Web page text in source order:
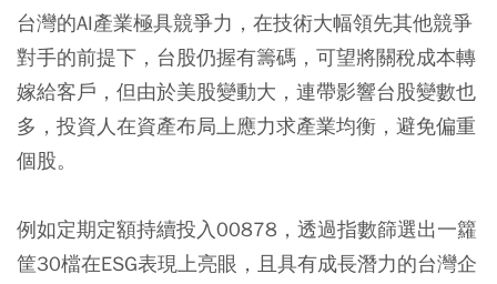
台灣的AI產業極具競爭力，在技術大幅領先其他競爭
對手的前提下，台股仍握有籌碼，可望將關稅成本轉
嫁給客戶，但由於美股變動大，連帶影響台股變數也
多，投資人在資產布局上應力求產業均衡，避免偏重
個股。
例如定期定額持續投入00878，透過指數篩選出一籮
筐30檔在ESG表現上亮眼，且具有成長潛力的台灣企